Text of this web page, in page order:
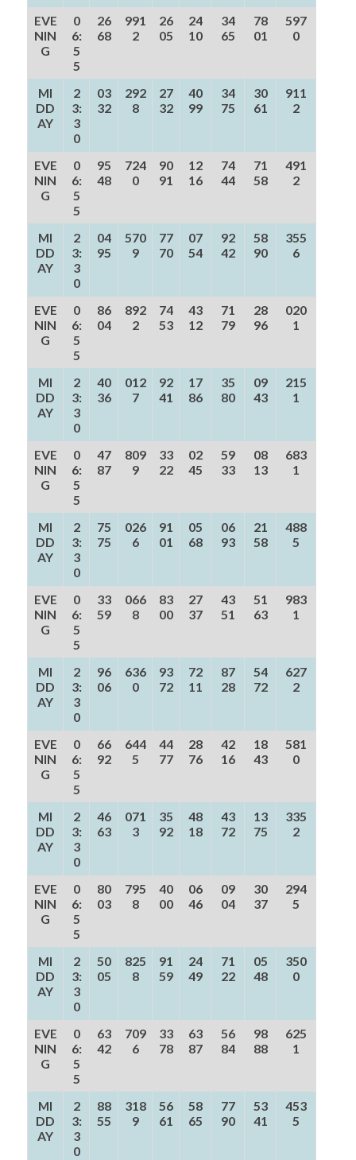
EVE
NIN
G
0
6:
5
5
26
68
991
2
26
05
24
10
34
65
78
01
597
0
MI
DD
AY
2
3:
3
0
03
32
292
8
27
32
40
99
34
75
30
61
911
2
EVE
NIN
G
0
6:
5
5
95
48
724
0
90
91
12
16
74
44
71
58
491
2
MI
DD
AY
2
3:
3
0
04
95
570
9
77
70
07
54
92
42
58
90
355
6
EVE
NIN
G
0
6:
5
5
86
04
892
2
74
53
43
12
71
79
28
96
020
1
MI
DD
AY
2
3:
3
0
40
36
012
7
92
41
17
86
35
80
09
43
215
1
EVE
NIN
G
0
6:
5
5
47
87
809
9
33
22
02
45
59
33
08
13
683
1
MI
DD
AY
2
3:
3
0
75
75
026
6
91
01
05
68
06
93
21
58
488
5
EVE
NIN
G
0
6:
5
5
33
59
066
8
83
00
27
37
43
51
51
63
983
1
MI
DD
AY
2
3:
3
0
96
06
636
0
93
72
72
11
87
28
54
72
627
2
EVE
NIN
G
0
6:
5
5
66
92
644
5
44
77
28
76
42
16
18
43
581
0
MI
DD
AY
2
3:
3
0
46
63
071
3
35
92
48
18
43
72
13
75
335
2
EVE
NIN
G
0
6:
5
5
80
03
795
8
40
00
06
46
09
04
30
37
294
5
MI
DD
AY
2
3:
3
0
50
05
825
8
91
59
24
49
71
22
05
48
350
0
EVE
NIN
G
0
6:
5
5
63
42
709
6
33
78
63
87
56
84
98
88
625
1
MI
DD
AY
2
3:
3
0
88
55
318
9
56
61
58
65
77
90
53
41
453
5